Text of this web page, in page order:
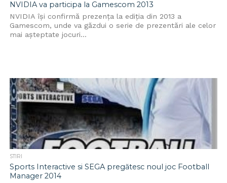
NVIDIA va participa la Gamescom 2013
NVIDIA își confirmă prezența la ediția din 2013 a
Gamescom, unde va găzdui o serie de prezentări ale celor
mai așteptate jocuri...
STIRI
Sports Interactive si SEGA pregătesc noul joc Football
Manager 2014